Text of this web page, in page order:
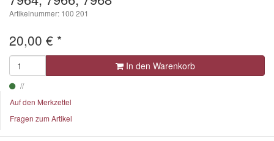
Artikelnummer: 100 201
20,00 € *
In den Warenkorb
Auf den Merkzettel
Fragen zum Artikel